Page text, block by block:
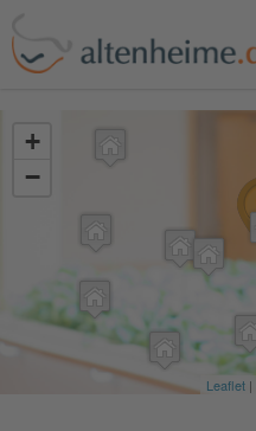
+
−
Leaflet |